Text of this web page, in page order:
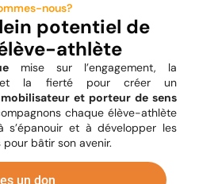
nous?
potentiel de
athlète
mise sur l’engagement, la
et la fierté pour créer un
et porteur de sens
chaque élève-athlète
s’épanouir et à développer les
bâtir son avenir.
un don